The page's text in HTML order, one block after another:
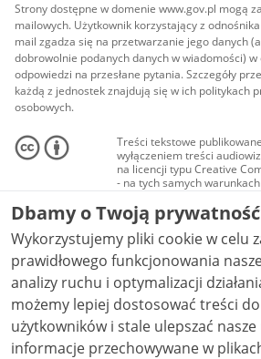
Strony dostępne w domenie www.gov.pl mogą
mailowych. Użytkownik korzystający z
mail zgadza się na przetwarzanie jego danych
dobrowolnie podanych danych w wiadomości) w
odpowiedzi na przesłane pytania. Szczegóły
każdą z jednostek znajdują się w ich politykach
osobowych.
Treści tekstowe
wyłączeniem treści
na licencji typu Creative
- na tych samych warunkach
Materiały audiowizualne, w
audio i wideo, są
Creative Commons: uznanie
niekomercyjne - bez
NC-ND 4.0), o ile nie jest to
Dbamy o Twoją prywatność
Wykorzystujemy pliki cookie w celu
prawidłowego funkcjonowania
analizy ruchu i optymalizacji działania
możemy lepiej dostosować treści
użytkowników i stale ulepszać nasze usługi.
informacje przechowywane w